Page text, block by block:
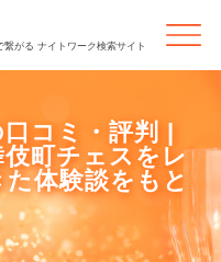
繋がる ナイトワーク検索サイト
コミ・評判 |
町チェスをレ
体験談をもと